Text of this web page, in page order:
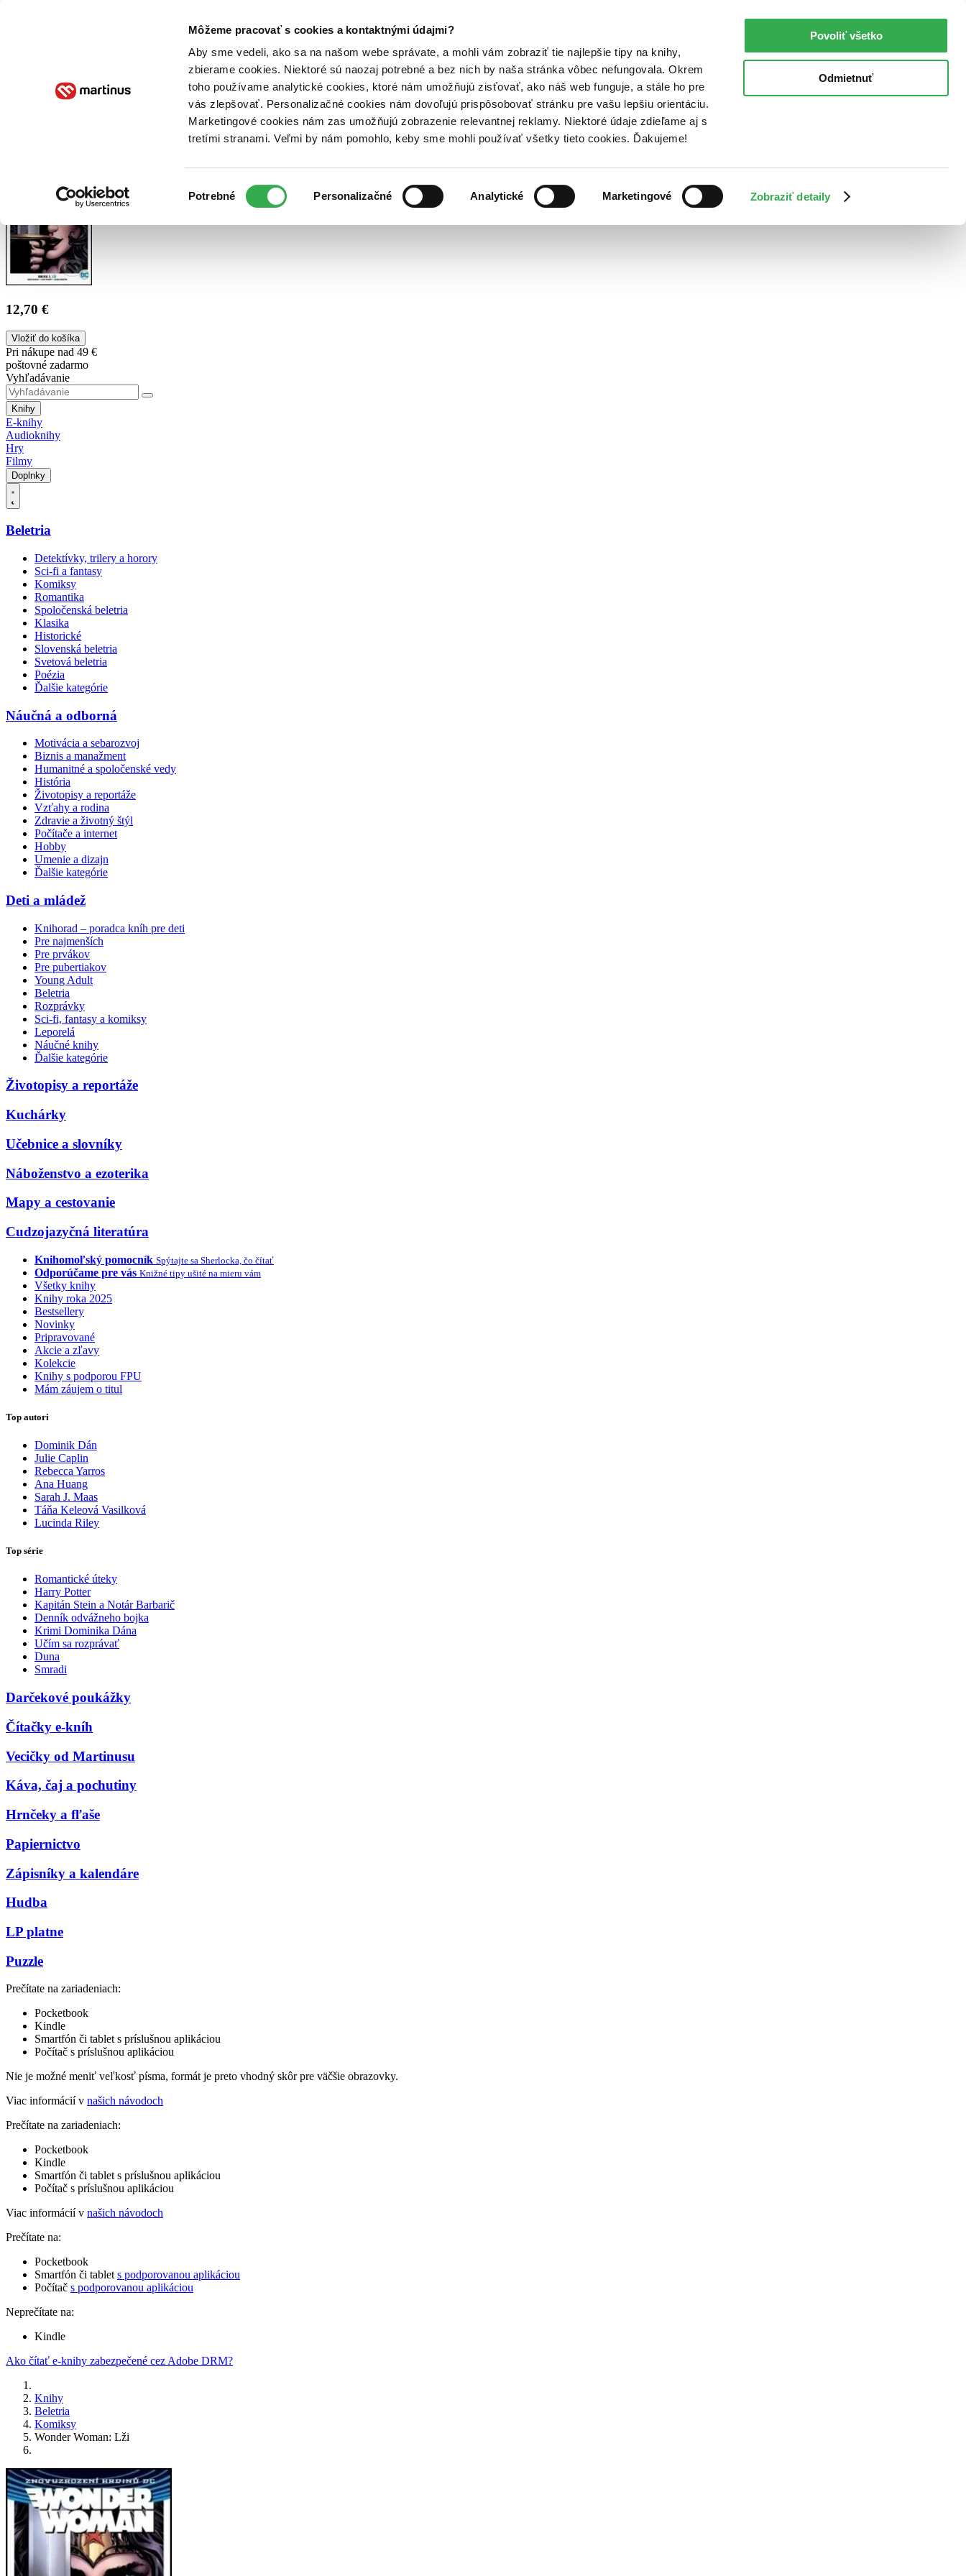
Môžeme pracovať s cookies a kontaktnými údajmi?
Aby sme vedeli, ako sa na našom webe správate, a mohli vám zobraziť tie najlepšie tipy na knihy,
zbierame cookies. Niektoré sú naozaj potrebné a bez nich by naša stránka vôbec nefungovala. Okrem
toho používame analytické cookies, ktoré nám umožňujú zisťovať, ako náš web funguje, a stále ho pre
vás zlepšovať. Personalizačné cookies nám dovoľujú prispôsobovať stránku pre vašu lepšiu orientáciu.
Marketingové cookies nám zas umožňujú zobrazenie relevantnej reklamy. Niektoré údaje zdieľame aj s
tretími stranami. Veľmi by nám pomohlo, keby sme mohli používať všetky tieto cookies. Ďakujeme!
súhlasu
Potrebné Personalizačné Analytické Marketingové Zobraziť detaily
Povoliť všetko
Odmietnuť
Poukážky Kontakt
12,70 €
Vložiť do košíka
Pri nákupe nad 49 €
poštovné zadarmo
Vyhľadávanie
Knihy
E-knihy
Audioknihy
Hry
Filmy
Doplnky
Beletria
Detektívky, trilery a horory
Sci-fi a fantasy
Komiksy
Romantika
Spoločenská beletria
Klasika
Historické
Slovenská beletria
Svetová beletria
Poézia
Ďalšie kategórie
Náučná a odborná
Motivácia a sebarozvoj
Biznis a manažment
Humanitné a spoločenské vedy
História
Životopisy a reportáže
Vzťahy a rodina
Zdravie a životný štýl
Počítače a internet
Hobby
Umenie a dizajn
Ďalšie kategórie
Deti a mládež
Knihorad – poradca kníh pre deti
Pre najmenších
Pre prvákov
Pre pubertiakov
Young Adult
Beletria
Rozprávky
Sci-fi, fantasy a komiksy
Leporelá
Náučné knihy
Ďalšie kategórie
Životopisy a reportáže
Kuchárky
Učebnice a slovníky
Náboženstvo a ezoterika
Mapy a cestovanie
Cudzojazyčná literatúra
Knihomoľský pomocník Spýtajte sa Sherlocka, čo čítať
Odporúčame pre vás Knižné tipy ušité na mieru vám
Všetky knihy
Knihy roka 2025
Bestsellery
Novinky
Pripravované
Akcie a zľavy
Kolekcie
Knihy s podporou FPU
Mám záujem o titul
Top autori
Dominik Dán
Julie Caplin
Rebecca Yarros
Ana Huang
Sarah J. Maas
Táňa Keleová Vasilková
Lucinda Riley
Top série
Romantické úteky
Harry Potter
Kapitán Stein a Notár Barbarič
Denník odvážneho bojka
Krimi Dominika Dána
Učím sa rozprávať
Duna
Smradi
Darčekové poukážky
Čítačky e-kníh
Vecičky od Martinusu
Káva, čaj a pochutiny
Hrnčeky a fľaše
Papiernictvo
Zápisníky a kalendáre
Hudba
LP platne
Puzzle
Prečítate na zariadeniach:
Pocketbook
Kindle
Smartfón či tablet s príslušnou aplikáciou
Počítač s príslušnou aplikáciou
Nie je možné meniť veľkosť písma, formát je preto vhodný skôr pre väčšie obrazovky.
Viac informácií v našich návodoch
Prečítate na zariadeniach:
Pocketbook
Kindle
Smartfón či tablet s príslušnou aplikáciou
Počítač s príslušnou aplikáciou
Viac informácií v našich návodoch
Prečítate na:
Pocketbook
Smartfón či tablet s podporovanou aplikáciou
Počítač s podporovanou aplikáciou
Neprečítate na:
Kindle
Ako čítať e-knihy zabezpečené cez Adobe DRM?
Knihy
Beletria
Komiksy
Wonder Woman: Lži